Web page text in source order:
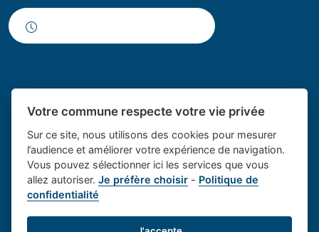
Place du village la solution web
et appli des collectivités
- Le village de
Mentions légales- Gestion des cookies
Votre commune respecte votre vie privée
Sur ce site, nous utilisons des cookies pour mesurer
l’audience et améliorer votre expérience de navigation.
Vous pouvez sélectionner ici les services que vous
allez autoriser.Je préfère choisir - Politique de
confidentialité